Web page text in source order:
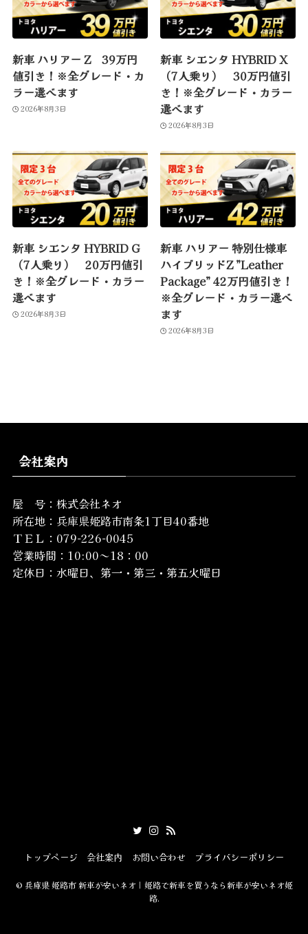
新車 ハリアー Z 39万円
値引き！※全グレード・カ
ラー選べます
2026年8月3日
新車 シエンタ HYBRID X
（7人乗り） 30万円値引
き！※全グレード・カラー
選べます
2026年8月3日
新車 シエンタ HYBRID G
（7人乗り） 20万円値引
き！※全グレード・カラー
選べます
2026年8月3日
新車 ハリアー 特別仕様車
ハイブリッドZ ”Leather
Package” 42万円値引き！
※全グレード・カラー選べ
ます
2026年8月3日
会社案内
屋 号：株式会社ネオ
所在地： 兵庫県姫路市南条1丁目40番地
ＴＥＬ：079-226-0045
営業時間：10:00～18：00
定休日：水曜日、第一・第三・第五火曜日
トップページ 会社案内 お問い合わせ プライバシーポリシー
© 兵庫県 姫路市 新車が安いネオ｜姫路で新車を買うなら新車が安いネオ姫
路.